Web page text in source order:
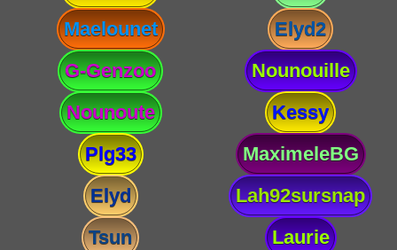
Maelounet
Elyd2
G-Genzoo
Nounouille
Nounoute
Kessy
Plg33
MaximeleBG
Elyd
Lah92sursnap
Tsun
Laurie